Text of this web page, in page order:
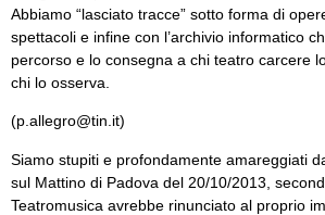
Abbiamo “lasciato tracce” sotto forma di
spettacoli e infine con l’archivio informatico
percorso e lo consegna a chi teatro carcere
chi lo osserva.
(p.allegro@tin.it)
Siamo stupiti e profondamente amareggiati
sul Mattino di Padova del 20/10/2013,
Teatromusica avrebbe rinunciato al proprio